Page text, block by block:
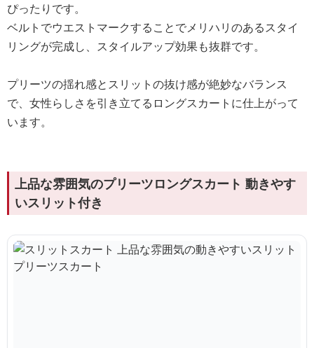
ぴったりです。
ベルトでウエストマークすることでメリハリのあるスタイ
リングが完成し、スタイルアップ効果も抜群です。
プリーツの揺れ感とスリットの抜け感が絶妙なバランス
で、女性らしさを引き立てるロングスカートに仕上がって
います。
上品な雰囲気のプリーツロングスカート 動きやす
いスリット付き